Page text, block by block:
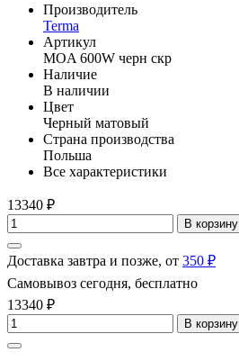
Производитель
Terma
Артикул
MOA 600W черн скр
Наличие
В наличии
Цвет
Черный матовый
Страна производства
Польша
Все характеристики
13340 ₽
В корзину
Доставка завтра и позже, от 350 ₽
Самовывоз сегодня, бесплатно
13340 ₽
В корзину